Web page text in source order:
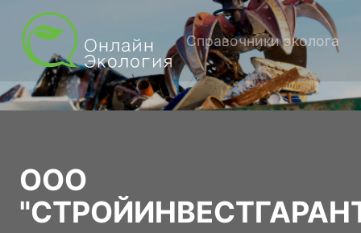
Справочники эколога
ООО